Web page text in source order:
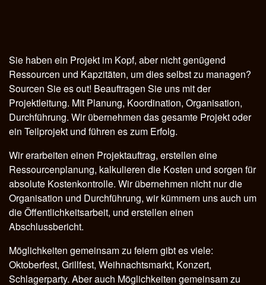
Sie haben ein Projekt im Kopf, aber nicht genügend
Ressourcen und Kapzitäten, um dies selbst zu managen?
Sourcen Sie es out! Beauftragen Sie uns mit der
Projektleitung. Mit Planung, Koordination, Organisation,
Durchführung. Wir übernehmen das gesamte Projekt oder
ein Teilprojekt und führen es zum Erfolg.
Wir erarbeiten einen Projektauftrag, erstellen eine
Ressourcenplanung, kalkulieren die Kosten und sorgen für
absolute Kostenkontrolle. Wir übernehmen nicht nur die
Organisation und Durchführung, wir kümmern uns auch um
die Öffentlichkeitsarbeit, und erstellen einen
Abschlussbericht.
Möglichkeiten gemeinsam zu feiern gibt es viele:
Oktoberfest, Grillfest, Weihnachtsmarkt, Konzert,
Schlagerparty. Aber auch Möglichkeiten gemeinsam zu